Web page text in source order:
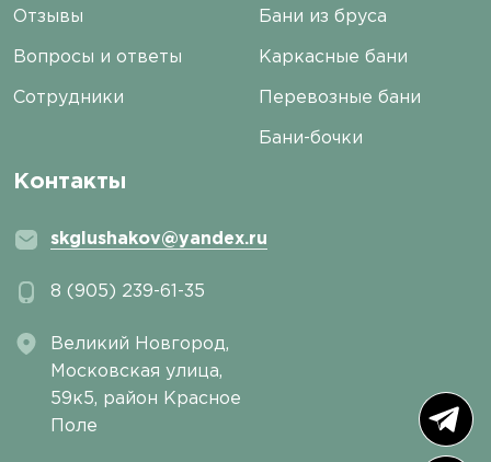
Отзывы
Вопросы и ответы
Сотрудники
Бани из бруса
Каркасные бани
Перевозные бани
Бани-бочки
Контакты
skglushakov@yandex.ru
8 (905) 239-61-35
Великий Новгород,
Московская улица,
59к5, район Красное
Поле